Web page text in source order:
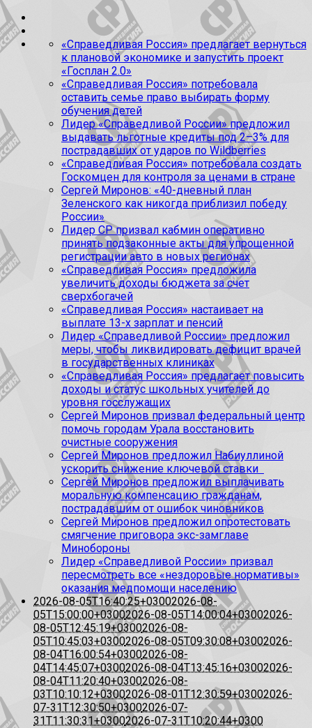
«Справедливая Россия» предлагает вернуться
к плановой экономике и запустить проект
«Госплан 2.0»
«Справедливая Россия» потребовала
оставить семье право выбирать форму
обучения детей
Лидер «Справедливой России» предложил
выдавать льготные кредиты под 2–3% для
пострадавших от ударов по Wildberries
«Справедливая Россия» потребовала создать
Госкомцен для контроля за ценами в стране
Сергей Миронов: «40-дневный план
Зеленского как никогда приблизил победу
России»
Лидер СР призвал кабмин оперативно
принять подзаконные акты для упрощенной
регистрации авто в новых регионах
«Справедливая Россия» предложила
увеличить доходы бюджета за счет
сверхбогачей
«Справедливая Россия» настаивает на
выплате 13-х зарплат и пенсий
Лидер «Справедливой России» предложил
меры, чтобы ликвидировать дефицит врачей
в государственных клиниках
«Справедливая Россия» предлагает повысить
доходы и статус школьных учителей до
уровня госслужащих
Сергей Миронов призвал федеральный центр
помочь городам Урала восстановить
очистные сооружения
Сергей Миронов предложил Набиуллиной
ускорить снижение ключевой ставки
Сергей Миронов предложил выплачивать
моральную компенсацию гражданам,
пострадавшим от ошибок чиновников
Сергей Миронов предложил опротестовать
смягчение приговора экс-замглаве
Минобороны
Лидер «Справедливой России» призвал
пересмотреть все «нездоровые нормативы»
оказания медпомощи населению
2026-08-05T16:40:25+03002026-08-
05T15:00:00+03002026-08-05T14:00:04+03002026-
08-05T12:45:19+03002026-08-
05T10:45:03+03002026-08-05T09:30:08+03002026-
08-04T16:00:54+03002026-08-
04T14:45:07+03002026-08-04T13:45:16+03002026-
08-04T11:20:40+03002026-08-
03T10:10:12+03002026-08-01T12:30:59+03002026-
07-31T12:30:50+03002026-07-
31T11:30:31+03002026-07-31T10:20:44+0300